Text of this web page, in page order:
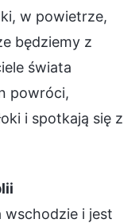
w powietrze,
będziemy z
świata
powróci,
i spotkają się z
wschodzie i jest